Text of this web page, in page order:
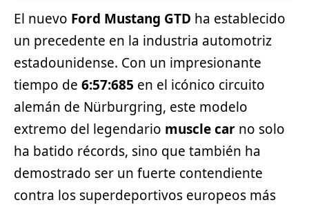
El nuevo Ford Mustang GTD ha establecido
un precedente en la industria automotriz
estadounidense. Con un impresionante
tiempo de 6:57:685 en el icónico circuito
alemán de Nürburgring, este modelo
extremo del legendario muscle car no solo
ha batido récords, sino que también ha
demostrado ser un fuerte contendiente
contra los superdeportivos europeos más